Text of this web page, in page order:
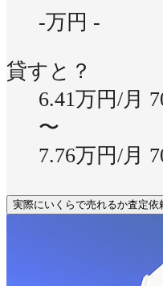
-万円 -
貸すと？
6.41万円/月
〜
7.76万円/月
実際にいくらで売れるか査定依